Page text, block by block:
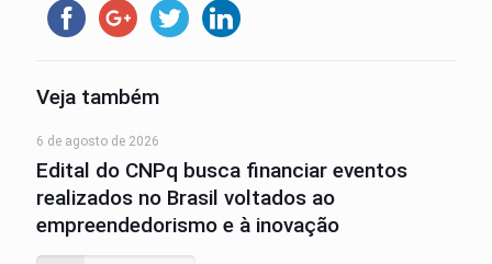
Veja também
6 de agosto de 2026
Edital do CNPq busca financiar eventos
realizados no Brasil voltados ao
empreendedorismo e à inovação